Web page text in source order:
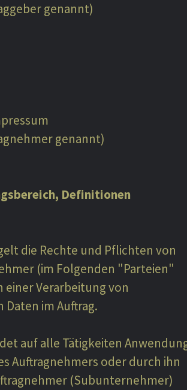
genannt)
genannt)
Definitionen
die Rechte und Pflichten von
(im Folgenden "Parteien"
einer Verarbeitung von
im Auftrag.
auf alle Tätigkeiten
Auftragnehmers oder durch ihn
(Subunternehmer)